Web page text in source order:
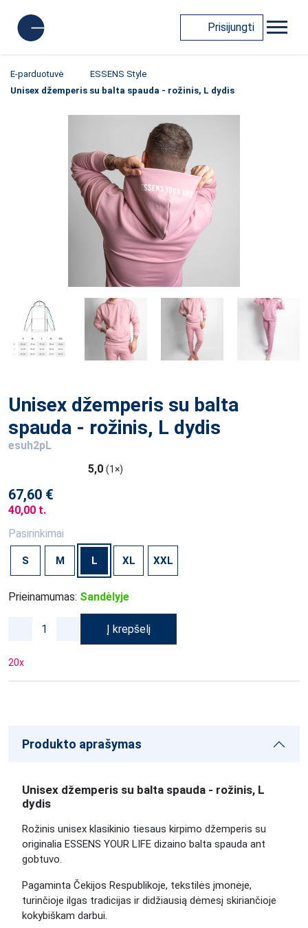
Prisijungti
E-parduotuvė
ESSENS Style
Unisex džemperis su balta spauda - rožinis, L dydis
Unisex džemperis su balta
spauda - rožinis, L dydis
esuh2pL
5,0 (1×)
67,60 €
40,00 t.
Pasirinkimai
S M L XL XXL
Prieinamumas: Sandėlyje
Į krepšelį
20x
Produkto aprašymas
Unisex džemperis su balta spauda - rožinis, L
dydis
Rožinis unisex klasikinio tiesaus kirpimo džemperis su
originalia ESSENS YOUR LIFE dizaino balta spauda ant
gobtuvo.
Pagaminta Čekijos Respublikoje, tekstilės įmonėje,
turinčioje ilgas tradicijas ir didžiausią dėmesį skiriančioje
kokybiškam darbui.